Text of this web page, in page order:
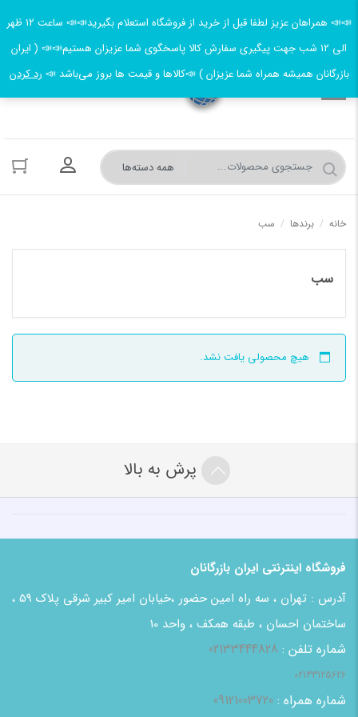
ورود به
خانه / برندها / سب
سب
هیچ محصولی یافت نشد.
پرش به بالا
فروشگاه اینترنتی ایران بازرگانان
آدرس : تهران ، سه راه امین حضور ،خیابان امیر کبیر شرقی پلاک 59 ،
ساختمان احسان ، طبقه همکف ، واحد 10
شماره تلفن : 02133444828
02133125626
شماره همراه : 09121003720
📣📣 همراهان عزیز لطفا قبل از خرید از فروشگاه استعلام بگیرید📣📣 ساعت ۱۲ ظهر
الی ۱۲ شب جهت پیگیری سفارش کالا پاسخگوی شما عزیزان هستیم📣📣 ( ایران
بازرگانان همیشه همراه شما عزیزان ) 📣کالاها و قیمت ها بروز می‌باشد 📣رد کردن